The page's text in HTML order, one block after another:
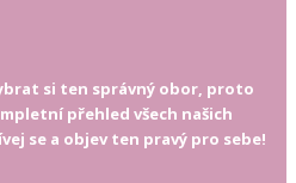
si ten správný obor, proto
přehled všech našich
se a objev ten pravý pro sebe!